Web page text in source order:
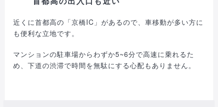
近くに首都高の「京橋IC」があるので、車移動が多い方に
も便利な立地です。
マンションの駐車場からわずか5~6分で高速に乗れるた
め、下道の渋滞で時間を無駄にする心配もありません。